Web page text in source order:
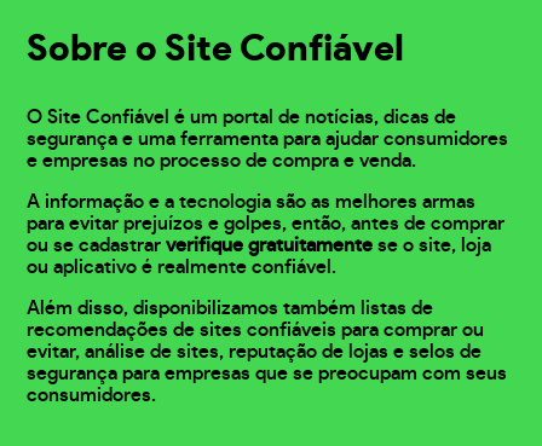
Sobre o Site Confiável
O Site Confiável é um portal de notícias, dicas de
segurança e uma ferramenta para ajudar consumidores
e empresas no processo de compra e venda.
A informação e a tecnologia são as melhores armas
para evitar prejuízos e golpes, então, antes de comprar
ou se cadastrarverifique gratuitamente se o site, loja
ou aplicativo é realmente confiável.
Além disso, disponibilizamos também listas de
recomendações de sites confiáveis para comprar ou
evitar, análise de sites, reputação de lojas e selos de
segurança para empresas que se preocupam com seus
consumidores.